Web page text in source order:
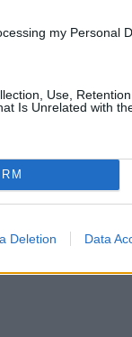
my Personal
Use,
Is Unrelated with
Deletion Data